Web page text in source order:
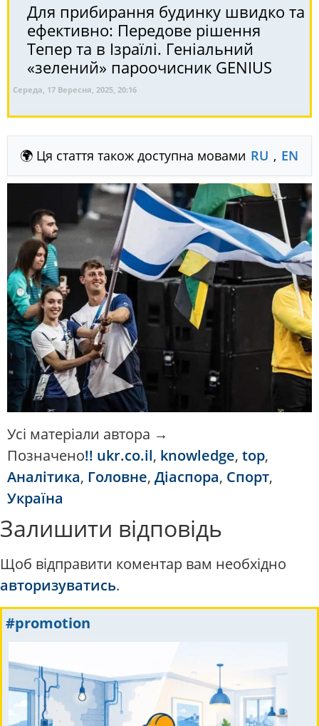
Для прибирання будинку швидко та
ефективно: Передове рішення
Тепер та в Ізраїлі. Геніальний
«зелений» пароочисник GENIUS
Середа, 17 Вересня, 2025, 20:16
🌍 Ця стаття також доступна мовами RU , EN
Усі матеріали автора →
Позначено!! ukr.co.il, knowledge, top,
Аналітика, Головне, Діаспора, Спорт,
Україна
Залишити відповідь
Щоб відправити коментар вам необхідно
авторизуватись.
#promotion